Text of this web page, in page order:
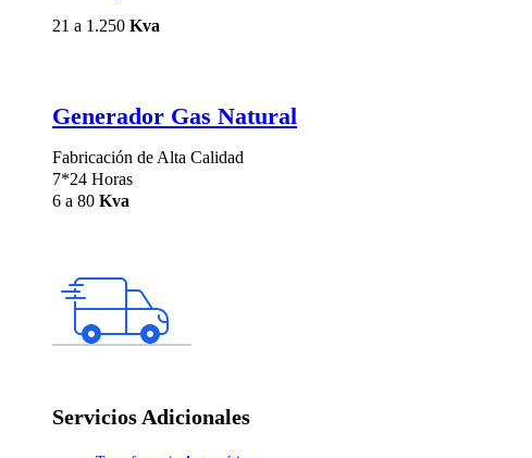
21 a 1.250 Kva
Generador Gas Natural
Fabricación de Alta Calidad
7*24 Horas
6 a 80 Kva
Servicios Adicionales